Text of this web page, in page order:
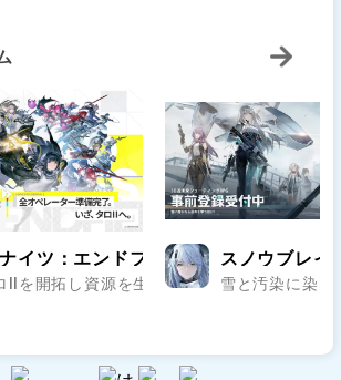
イツ：エンドフィールド
Ⅱを開拓し資源を生かしながら戦い抜く自由
スノウブレイ
雪と汚染に染